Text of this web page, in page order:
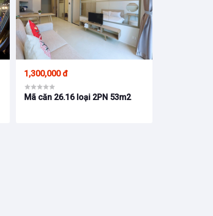
1,300,000 đ
Mã căn 26.16 loại 2PN 53m2